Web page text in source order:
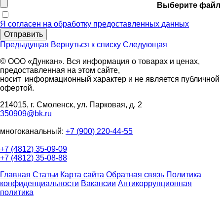
Выберите файл
Я согласен на обработку предоставленных данных
Отправить
Предыдущая Вернуться к списку Следующая
© ООО «Дункан». Вся информация о товарах и ценах,
предоставленная на этом сайте,
носит информационный характер и не является публичной
офертой.
214015, г. Смоленск, ул. Парковая, д. 2
350909@bk.ru
многоканальный: +7 (900) 220-44-55
+7 (4812) 35-09-09
+7 (4812) 35-08-88
Главная Статьи Карта сайта Обратная связь Политика
конфиденциальности Вакансии Антикоррупционная
политика